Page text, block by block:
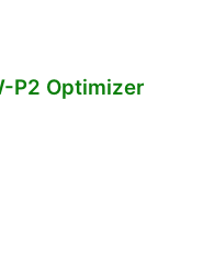
P2 Optimizer